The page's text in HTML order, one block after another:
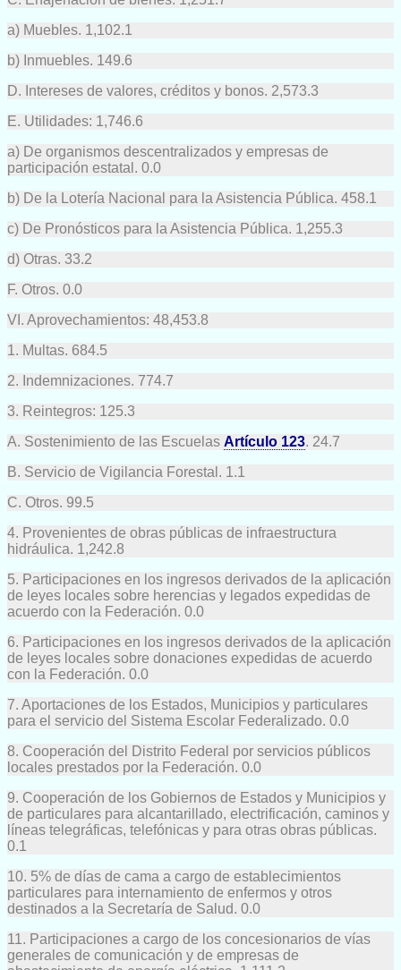
a) Muebles. 1,102.1
b) Inmuebles. 149.6
D. Intereses de valores, créditos y bonos. 2,573.3
E. Utilidades: 1,746.6
a) De organismos descentralizados y empresas de
participación estatal. 0.0
b) De la Lotería Nacional para la Asistencia Pública. 458.1
c) De Pronósticos para la Asistencia Pública. 1,255.3
d) Otras. 33.2
F. Otros. 0.0
VI. Aprovechamientos: 48,453.8
1. Multas. 684.5
2. Indemnizaciones. 774.7
3. Reintegros: 125.3
A. Sostenimiento de las Escuelas Artículo 123. 24.7
B. Servicio de Vigilancia Forestal. 1.1
C. Otros. 99.5
4. Provenientes de obras públicas de infraestructura
hidráulica. 1,242.8
5. Participaciones en los ingresos derivados de la aplicación
de leyes locales sobre herencias y legados expedidas de
acuerdo con la Federación. 0.0
6. Participaciones en los ingresos derivados de la aplicación
de leyes locales sobre donaciones expedidas de acuerdo
con la Federación. 0.0
7. Aportaciones de los Estados, Municipios y particulares
para el servicio del Sistema Escolar Federalizado. 0.0
8. Cooperación del Distrito Federal por servicios públicos
locales prestados por la Federación. 0.0
9. Cooperación de los Gobiernos de Estados y Municipios y
de particulares para alcantarillado, electrificación, caminos y
líneas telegráficas, telefónicas y para otras obras públicas.
0.1
10. 5% de días de cama a cargo de establecimientos
particulares para internamiento de enfermos y otros
destinados a la Secretaría de Salud. 0.0
11. Participaciones a cargo de los concesionarios de vías
generales de comunicación y de empresas de